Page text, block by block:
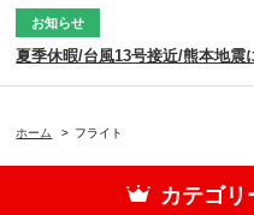
お知らせ
夏季休暇/台風13号接近/熊本地震
ホーム > フライト
カテゴ